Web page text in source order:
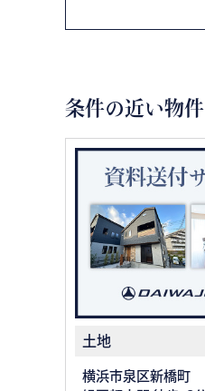
条件の近い物件
土地
横浜市泉区新橋町